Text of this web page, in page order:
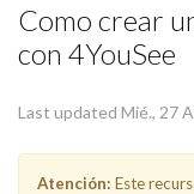
Como crear
con 4YouSee
Last updated Mié., 27
Atención: Este